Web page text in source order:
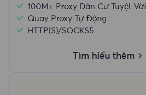
100M+ Proxy Dân Cư Tuyệt Vời
Quay Proxy Tự Động
HTTP(S)/SOCKS5
Tìm hiểu thêm